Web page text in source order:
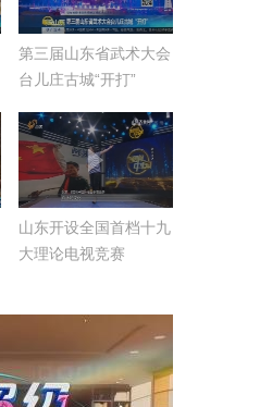
第三届山东省武术大会
台儿庄古城“开打”
山东开设全国首档十九
大理论电视竞赛